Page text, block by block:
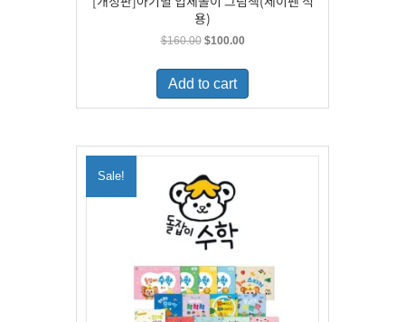
용)
$160.00 Original
was:
$160.00.
$100.00Current
is:
Add to cart
Sale!